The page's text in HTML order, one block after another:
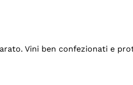
Vini ben confezionati e